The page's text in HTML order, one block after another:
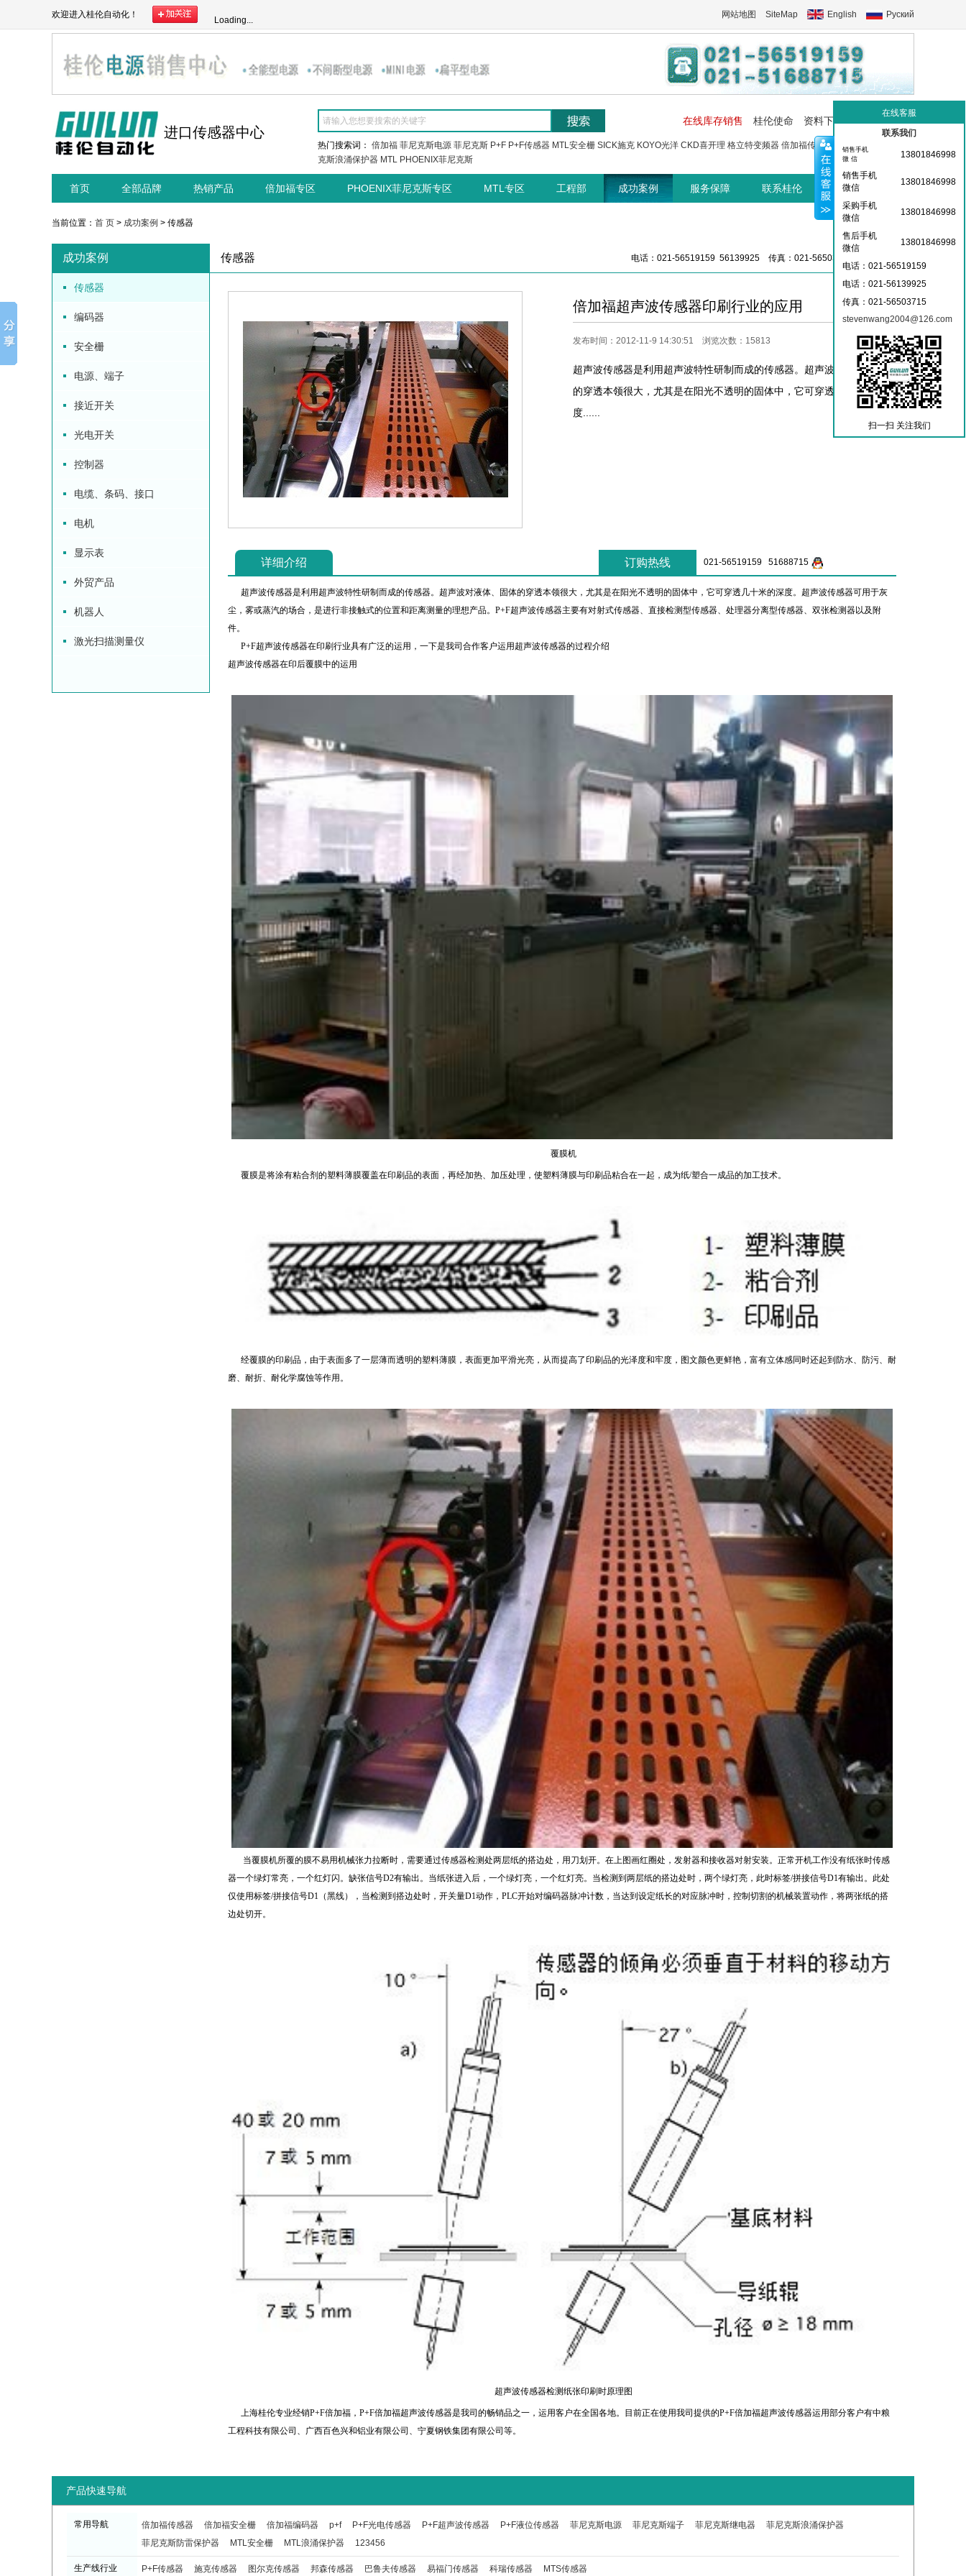
欢迎进入桂伦自动化！
Loading...
网站地图 SiteMap English Руский
进口传感器中心
在线库存销售 桂伦使命 资料下载 工控交流中心
热门搜索词： 倍加福 菲尼克斯电源 菲尼克斯 P+F P+F传感器 MTL安全栅 SICK施克 KOYO光洋 CKD喜开理 格立特变频器 倍加福传感器 菲尼克斯端子
克斯浪涌保护器 MTL PHOENIX菲尼克斯
首页 全部品牌 热销产品 倍加福专区 PHOENIX菲尼克斯专区 MTL专区 工程部 成功案例 服务保障 联系桂伦 桂伦资讯中心
当前位置： 首 页 > 成功案例 > 传感器
成功案例
传感器
编码器
安全栅
电源、端子
接近开关
光电开关
控制器
电缆、条码、接口
电机
显示表
外贸产品
机器人
激光扫描测量仪
传感器 电话：021-56519159 56139925 传真：021-56503715 36359826
倍加福超声波传感器印刷行业的应用
发布时间：2012-11-9 14:30:51 浏览次数：15813
超声波传感器是利用超声波特性研制而成的传感器。超声波对液体、固体
的穿透本领很大，尤其是在阳光不透明的固体中，它可穿透几十米的深
度......
详细介绍 订购热线 021-56519159 51688715
超声波传感器是利用超声波特性研制而成的传感器。超声波对液体、固体的穿透本领很大，尤其是在阳光不透明的固体中，它可穿透几十米的深度。超声波传感器可用于灰
尘，雾或蒸汽的场合，是进行非接触式的位置和距离测量的理想产品。P+F超声波传感器主要有对射式传感器、直接检测型传感器、处理器分离型传感器、双张检测器以及附
件。
P+F超声波传感器在印刷行业具有广泛的运用，一下是我司合作客户运用超声波传感器的过程介绍
超声波传感器在印后覆膜中的运用
覆膜机
覆膜是将涂有粘合剂的塑料薄膜覆盖在印刷品的表面，再经加热、加压处理，使塑料薄膜与印刷品粘合在一起，成为纸/塑合一成品的加工技术。
经覆膜的印刷品，由于表面多了一层薄而透明的塑料薄膜，表面更加平滑光亮，从而提高了印刷品的光泽度和牢度，图文颜色更鲜艳，富有立体感同时还起到防水、防污、耐
磨、耐折、耐化学腐蚀等作用。
当覆膜机所覆的膜不易用机械张力拉断时，需要通过传感器检测处两层纸的搭边处，用刀划开。在上图画红圈处，发射器和接收器对射安装。正常开机工作没有纸张时传感
器一个绿灯常亮，一个红灯闪。缺张信号D2有输出。当纸张进入后，一个绿灯亮，一个红灯亮。当检测到两层纸的搭边处时，两个绿灯亮，此时标签/拼接信号D1有输出。此处
仅使用标签/拼接信号D1（黑线），当检测到搭边处时，开关量D1动作，PLC开始对编码器脉冲计数，当达到设定纸长的对应脉冲时，控制切割的机械装置动作，将两张纸的搭
边处切开。
超声波传感器检测纸张印刷时原理图
上海桂伦专业经销P+F倍加福，P+F倍加福超声波传感器是我司的畅销品之一，运用客户在全国各地。目前正在使用我司提供的P+F倍加福超声波传感器运用部分客户有中粮
工程科技有限公司、广西百色兴和铝业有限公司、宁夏钢铁集团有限公司等。
产品快速导航
常用导航 倍加福传感器 倍加福安全栅 倍加福编码器 p+f P+F光电传感器 P+F超声波传感器 P+F液位传感器 菲尼克斯电源 菲尼克斯端子 菲尼克斯继电器
菲尼克斯浪涌保护器
菲尼克斯防雷保护器
MTL安全栅 MTL浪涌保护器 123456
生产线行业 P+F传感器 施克传感器 图尔克传感器 邦森传感器 巴鲁夫传感器 易福门传感器 科瑞传感器 MTS传感器
在线客服
联系我们
销售手机
微 信
13801846998
销售手机
微信
13801846998
采购手机
微信
13801846998
售后手机
微信
13801846998
电话：021-56519159
电话：021-56139925
传真：021-56503715
stevenwang2004@126.com
扫一扫 关注我们